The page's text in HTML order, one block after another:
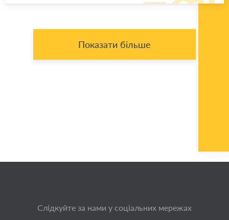
Показати більше
Слідкуйте за нами у соціальних мережах